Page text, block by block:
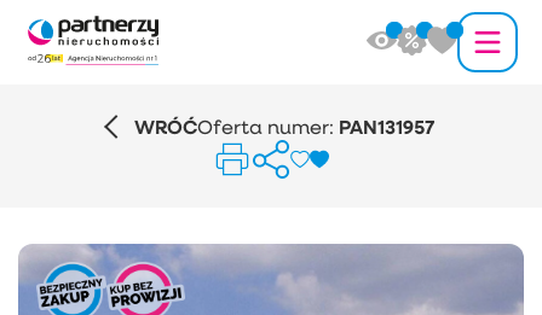
WRÓĆOferta numer: PAN131957